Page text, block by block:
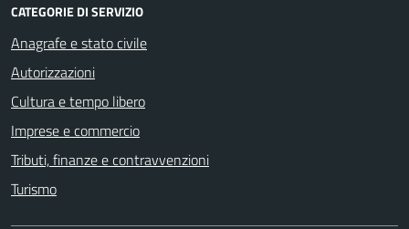
CATEGORIE DI SERVIZIO
Anagrafe e stato civile
Autorizzazioni
Cultura e tempo libero
Imprese e commercio
Tributi, finanze e contravvenzioni
Turismo